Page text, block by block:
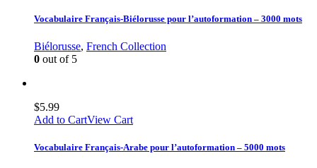
Vocabulaire Français-Biélorusse pour l’autoformation – 3000 mots
Biélorusse, French Collection
0 out of 5
$5.99
Add to CartView Cart
Vocabulaire Français-Arabe pour l’autoformation – 5000 mots